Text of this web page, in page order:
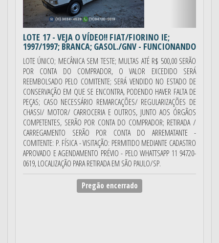
LOTE 17 - VEJA O VÍDEO!! FIAT/FIORINO IE;
1997/1997; BRANCA; GASOL./GNV - FUNCIONANDO
LOTE ÚNICO; MECÂNICA SEM TESTE; MULTAS ATÉ R$ 500,00 SERÃO
POR CONTA DO COMPRADOR, O VALOR EXCEDIDO SERÁ
REEMBOLSADO PELO COMITENTE; SERÁ VENDIDO NO ESTADO DE
CONSERVAÇÃO EM QUE SE ENCONTRA, PODENDO HAVER FALTA DE
PEÇAS; CASO NECESSÁRIO REMARCAÇÕES/ REGULARIZAÇÕES DE
CHASSI/ MOTOR/ CARROCERIA E OUTROS, JUNTO AOS ÓRGÃOS
COMPETENTES, SERÃO POR CONTA DO COMPRADOR; RETIRADA /
CARREGAMENTO SERÃO POR CONTA DO ARREMATANTE -
COMITENTE: P. FÍSICA - VISITAÇÃO: PERMITIDO MEDIANTE CADASTRO
APROVADO E AGENDAMENTO PRÉVIO - PELO WHATTSAPP 11 94720-
0619, LOCALIZAÇÃO PARA RETIRADA EM SÃO PAULO/SP.
Pregão encerrado